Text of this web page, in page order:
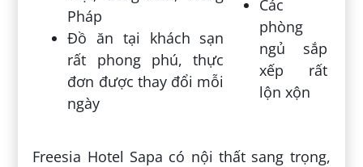
Pháp
Đồ ăn tại khách sạn
rất phong phú, thực
đơn được thay đổi mỗi
ngày
Các
phòng
ngủ sắp
xếp rất
lộn xộn
Freesia Hotel Sapa có nội thất sang trọng,